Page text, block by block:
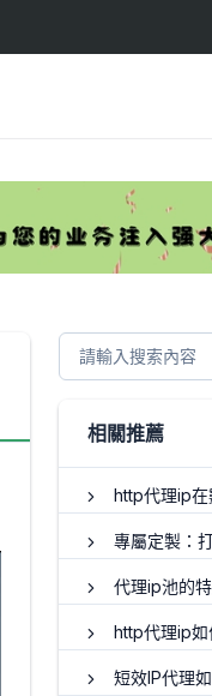
相關推薦
http代理ip在數據
專屬定製：打
代理ip池的
http代理ip如
短效IP代理